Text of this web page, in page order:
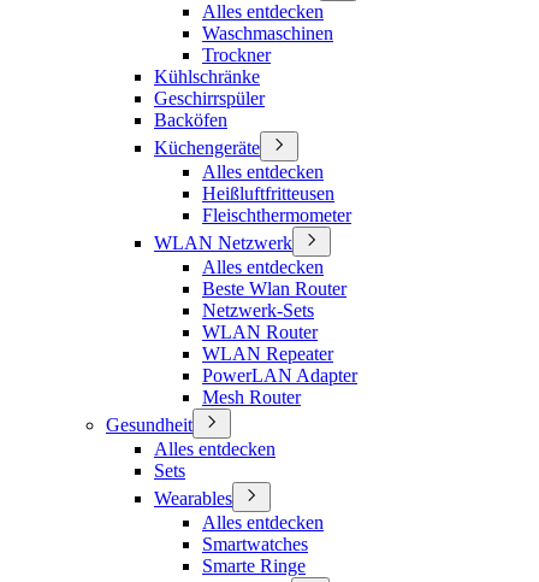
Alles entdecken
Waschmaschinen
Trockner
Kühlschränke
Geschirrspüler
Backöfen
Küchengeräte
Alles entdecken
Heißluftfritteusen
Fleischthermometer
WLAN Netzwerk
Alles entdecken
Beste Wlan Router
Netzwerk-Sets
WLAN Router
WLAN Repeater
PowerLAN Adapter
Mesh Router
Gesundheit
Alles entdecken
Sets
Wearables
Alles entdecken
Smartwatches
Smarte Ringe